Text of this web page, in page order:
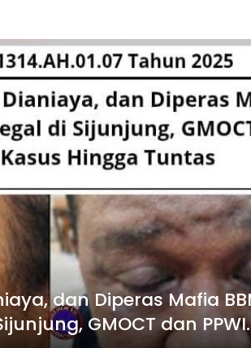
dan Diperas Mafia
GMOCT dan PPWI